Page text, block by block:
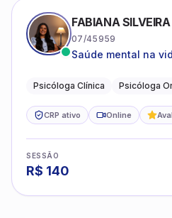
FABIANA
07/45959
Saúde mental na
Psicóloga Clínica Psicóloga
CRP ativo Online
SESSÃO
R$ 140